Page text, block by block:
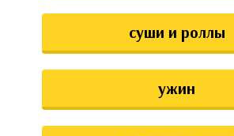
суши и роллы
ужин